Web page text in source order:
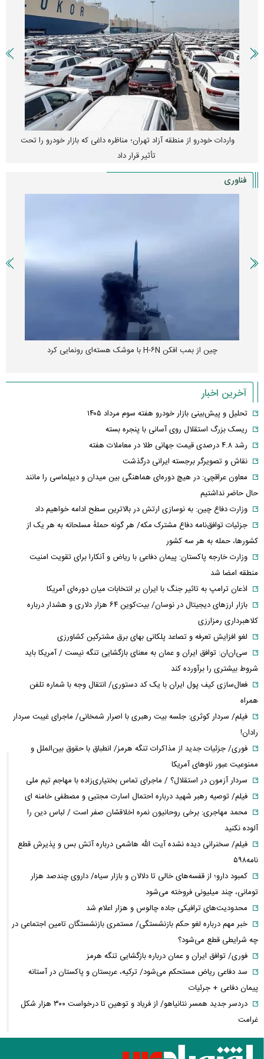
واردات خودرو از منطقه آزاد تهران؛ مناظره داغی که بازار خودرو را تحت
تأثیر قرار داد
فناوری
چین از بمب افکن H-۶N با موشک هسته‌ای رونمایی کرد
آخرین اخبار
تحلیل و پیش‌بینی بازار خودرو هفته سوم مرداد ۱۴۰۵
ریسک بزرگ استقلال روی آسانی با پنجره بسته
رشد ۴.۸ درصدی قیمت جهانی طلا در معاملات هفته
نقاش و تصویرگر برجسته ایرانی درگذشت
معاون عراقچی: در هیچ دوره‌ای هماهنگی بین میدان و دیپلماسی را مانند
حال حاضر نداشتیم
وزارت دفاع چین: به نوسازی ارتش در بالاترین سطح ادامه خواهیم داد
جزئیات توافق‌نامه دفاع مشترک مکه/ هر گونه حملهٔ مسلحانه به هر یک از
کشورها، حمله به هر سه کشور
وزارت خارجه پاکستان: پیمان دفاعی با ریاض و آنکارا برای تقویت امنیت
منطقه امضا شد
اذعان ترامپ به تاثیر جنگ با ایران بر انتخابات میان دوره‌ای آمریکا
بازار ارزهای دیجیتال در نوسان/ بیت‌کوین ۶۴ هزار دلاری و هشدار درباره
کلاهبرداری رمزارزی
لغو افزایش تعرفه و تصاعد پلکانی بهای برق مشترکین کشاورزی
سی‌ان‌ان: توافق ایران و عمان به معنای بازگشایی تنگه نیست / آمریکا باید
شروط بیشتری را برآورده کند
فعال‌سازی کیف پول ایران با یک کد دستوری/ انتقال وجه با شماره تلفن
همراه
فیلم/ سردار کوثری: جلسه بیت رهبری با اصرار شمخانی/ ماجرای غیبت سردار
رادان!
فوری/ جزئیات جدید از مذاکرات تنگه هرمز/ انطباق با حقوق بین‌الملل و
ممنوعیت عبور ناوهای آمریکا
سردار آزمون در استقلال؟ / ماجرای تماس بختیاری‌زاده با مهاجم تیم ملی
فیلم/ توصیه رهبر شهید درباره احتمال اسارت مجتبی و مصطفی خامنه ای
محمد مهاجری: برخی روحانیون نمره اخلاقشان صفر است / لباس دین را
آلوده نکنید
فیلم/ سخنرانی دیده نشده آیت الله هاشمی درباره آتش بس و پذیرش قطع
نامه۵۹۸
کمبود دارو؛ از قفسه‌های خالی تا دلالان و بازار سیاه/ داروی چندصد هزار
تومانی، چند میلیونی فروخته می‌شود
محدودیت‌های ترافیکی جاده چالوس و هزار اعلام شد
خبر مهم درباره لغو حکم بازنشستگی/ مستمری بازنشستگان تامین اجتماعی در
چه شرایطی قطع می‌شود؟
فوری/ توافق ایران و عمان درباره بازگشایی تنگه هرمز
سد دفاعی ریاض مستحکم می‌شود/ ترکیه، عربستان و پاکستان در آستانه
پیمان دفاعی + جرئیات
دردسر جدید همسر نتانیاهو/ از فریاد و توهین تا درخواست ۳۰۰ هزار شکل
غرامت
ترامپ:ذخایر تقریبا نامحدود داریم، اما برخی مهمات کم شده! / ونس یا روبیو
کدام گزینه محبوب ترامپ است؟